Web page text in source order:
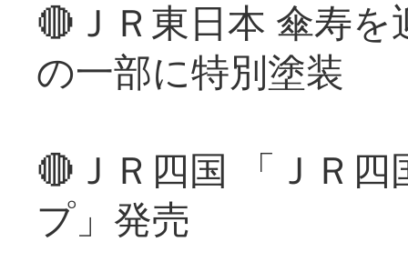
🔴ＪＲ東日本 傘寿
の一部に特別塗装
🔴ＪＲ四国 「ＪＲ
プ」発売